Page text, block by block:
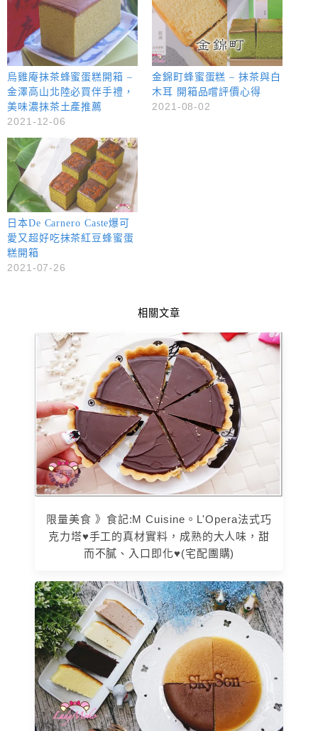
烏雞庵抹茶蜂蜜蛋糕開箱 –
金澤高山北陸必買伴手禮，
美味濃抹茶土產推薦
2021-12-06
金錦町蜂蜜蛋糕 – 抹茶與白
木耳 開箱品嚐評價心得
2021-08-02
日本De Carnero Caste爆可
愛又超好吃抹茶紅豆蜂蜜蛋
糕開箱
2021-07-26
相關文章
限量美食 》食記:M Cuisine。L'Opera法式巧
克力塔♥手工的真材實料，成熟的大人味，甜
而不膩、入口即化♥(宅配團購)